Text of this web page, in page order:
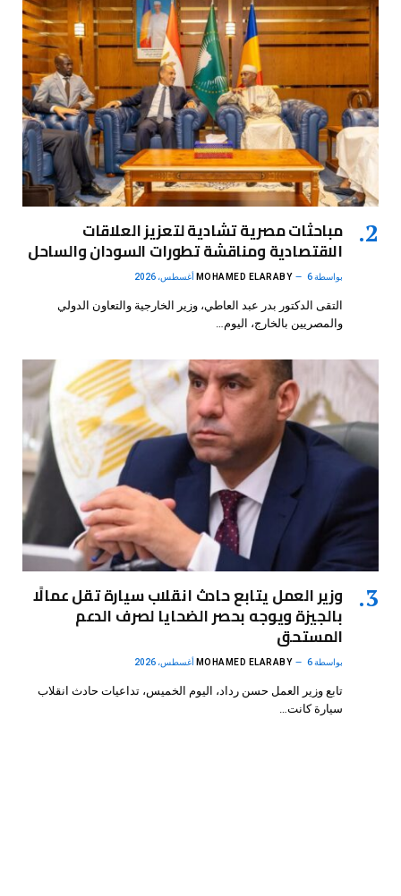
مباحثات مصرية تشادية لتعزيز العلاقات
الاقتصادية ومناقشة تطورات السودان والساحل
بواسطة MOHAMED ELARABY 6 أغسطس، 2026
التقى الدكتور بدر عبد العاطي، وزير الخارجية والتعاون الدولي
والمصريين بالخارج، اليوم…
وزير العمل يتابع حادث انقلاب سيارة تقل عمالًا
بالجيزة ويوجه بحصر الضحايا لصرف الدعم
المستحق
بواسطة MOHAMED ELARABY 6 أغسطس، 2026
تابع وزير العمل حسن رداد، اليوم الخميس، تداعيات حادث انقلاب
سيارة كانت…